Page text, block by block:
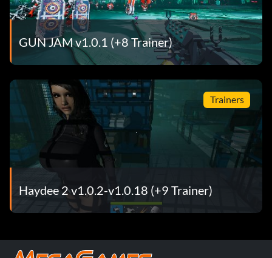
GUN JAM v1.0.1 (+8 Trainer)
Trainers
Haydee 2 v1.0.2-v1.0.18 (+9 Trainer)